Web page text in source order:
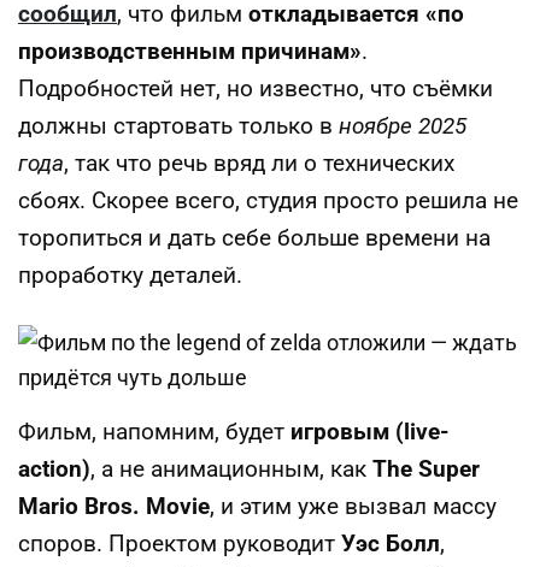
сообщил, что фильм откладывается «по
производственным причинам».
Подробностей нет, но известно, что съёмки
должны стартовать только в ноябре 2025
года, так что речь вряд ли о технических
сбоях. Скорее всего, студия просто решила не
торопиться и дать себе больше времени на
проработку деталей.
Фильм, напомним, будет игровым (live-
action), а не анимационным, как The Super
Mario Bros. Movie, и этим уже вызвал массу
споров. Проектом руководит Уэс Болл,